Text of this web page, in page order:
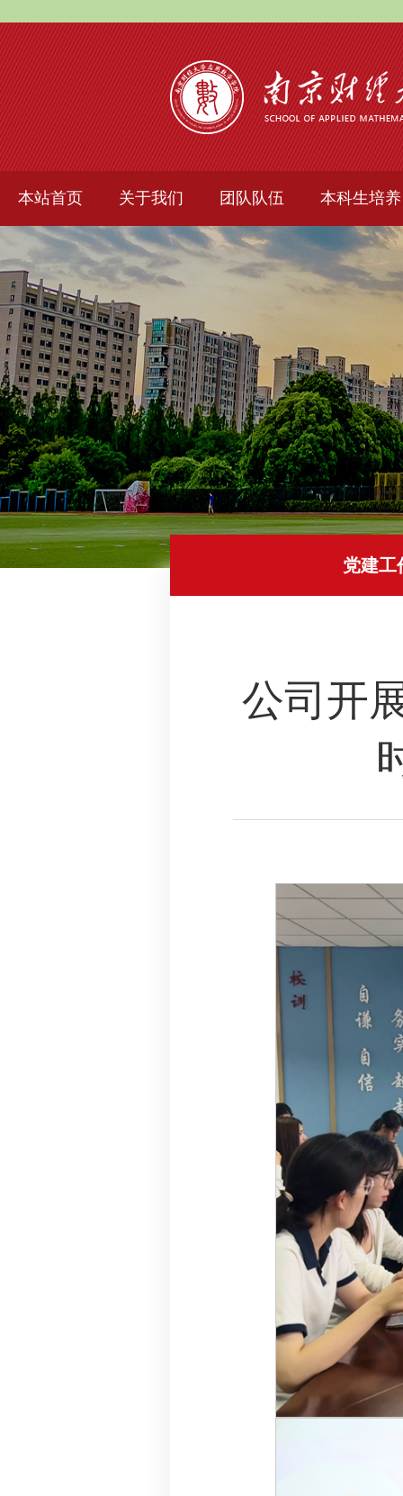
本站首页 关于我们 团队队伍 本科生培养
党建工
公司开